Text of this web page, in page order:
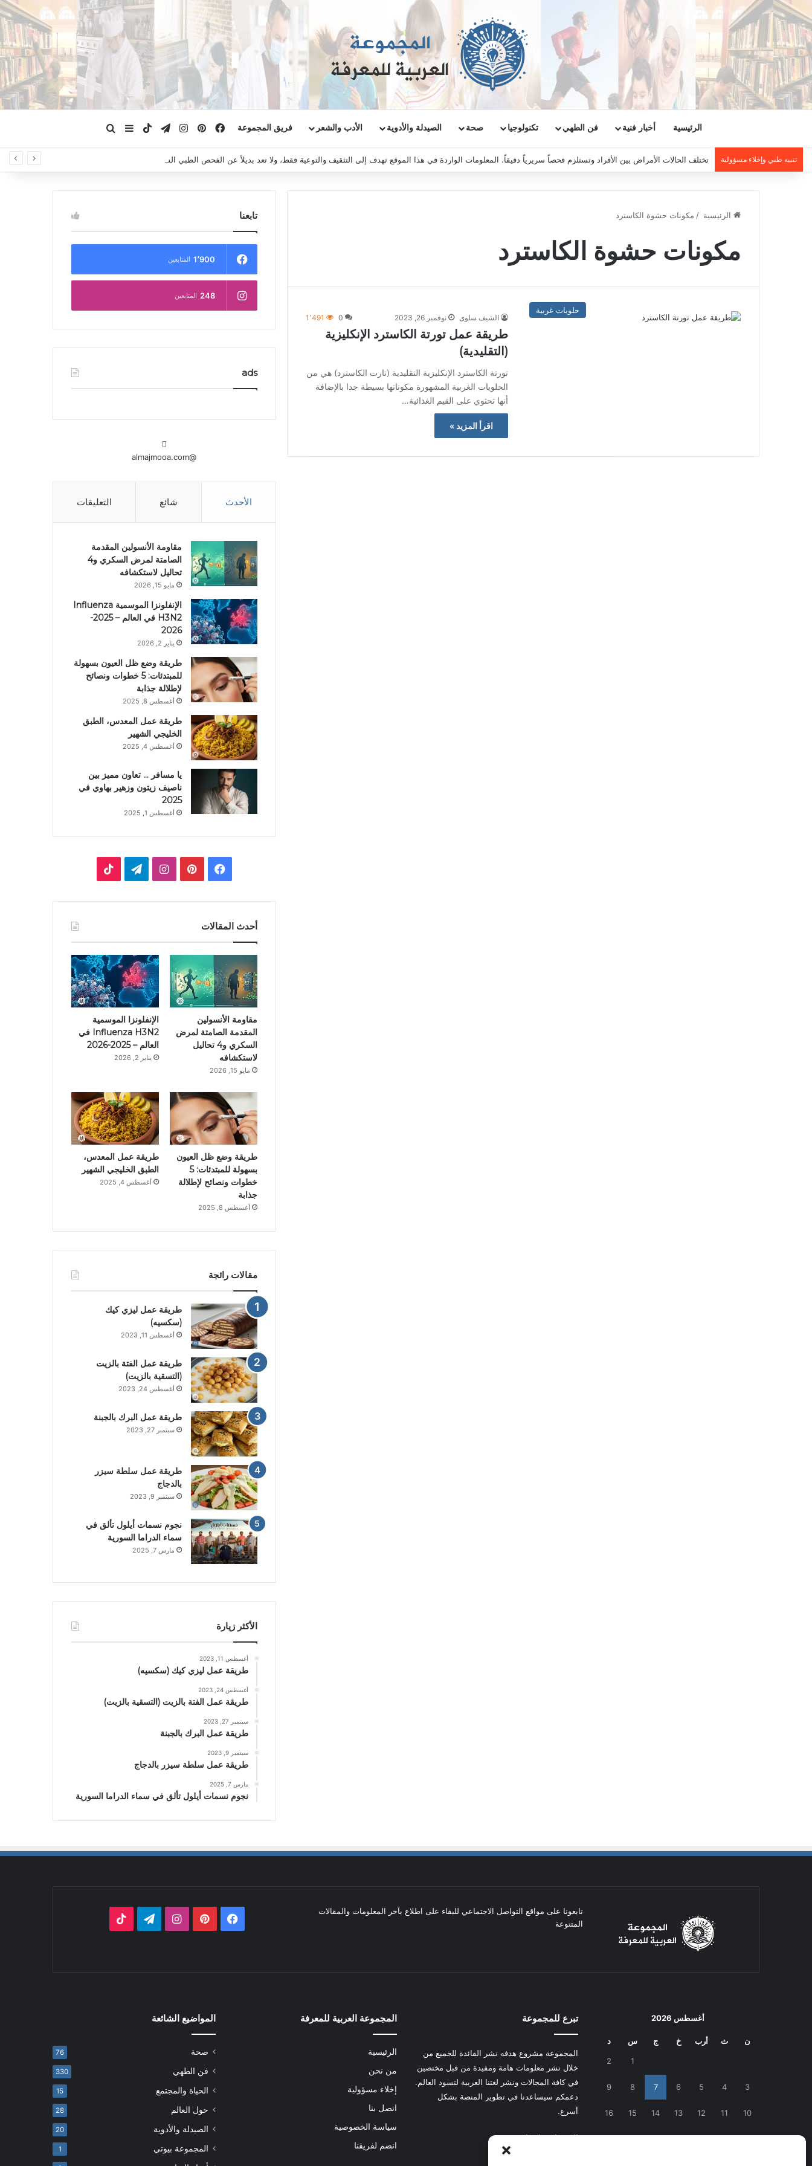
الرئيسية أخبار فنية فن الطهي تكنولوجيا صحة الصيدلة والأدوية الأدب والشعر فريق المجموعة فيسبوكبينتيريستانستقرامتيلقرام‫TikTokإضافة عمود جانبي
تنبيه طبي وإخلاء مسؤولية تختلف الحالات الأمراض بين الأفراد وتستلزم فحصاً سريرياً دقيقاً. المعلومات الواردة في هذا الموقع تهدف إلى التثقيف والتوعية فقط، ولا تعد بديلاً عن الفحص الطبي السريري، دائمًا استشر الطبيب.
الرئيسية / مكونات حشوة الكاسترد
مكونات حشوة الكاسترد
حلويات غربية
الشيف سلوى نوفمبر 26, 2023 0 1٬491
طريقة عمل تورتة الكاسترد الإنكليزية
(التقليدية)
تورتة الكاسترد الإنكليزية التقليدية (تارت الكاسترد) هي من
الحلويات الغربية المشهورة مكوناتها بسيطة جدا بالإضافة
أنها تحتوي على القيم الغذائية…
اقرأ المزيد »
تابعنا
1٬900 المتابعين
248 المتابعين
ads
@almajmooa.com
الأحدث شائع التعليقات
مقاومة الأنسولين المقدمة
الصامتة لمرض السكري و4
تحاليل لاستكشافه
مايو 15, 2026
الإنفلونزا الموسمية Influenza
H3N2 في العالم – 2025-
2026
يناير 2, 2026
طريقة وضع ظل العيون بسهولة
للمبتدئات: 5 خطوات ونصائح
لإطلالة جذابة
أغسطس 8, 2025
طريقة عمل المعدس، الطبق
الخليجي الشهير
أغسطس 4, 2025
يا مسافر … تعاون مميز بين
ناصيف زيتون وزهير بهاوي في
2025
أغسطس 1, 2025
ب
ك
ب
ت
ي
ر
س
ا
ت
ق
ر
ا
م
ق
ر
ا
م
k
T
o
أحدث المقالات
مقاومة الأنسولين
المقدمة الصامتة لمرض
السكري و4 تحاليل
لاستكشافه
مايو 15, 2026
الإنفلونزا الموسمية
Influenza H3N2 في
العالم – 2025-2026
يناير 2, 2026
طريقة وضع ظل العيون
بسهولة للمبتدئات: 5
خطوات ونصائح لإطلالة
جذابة
أغسطس 8, 2025
طريقة عمل المعدس،
الطبق الخليجي الشهير
أغسطس 4, 2025
مقالات رائجة
طريقة عمل ليزي كيك
(سكسيه)
أغسطس 11, 2023
طريقة عمل الفتة بالزيت
(التسقية بالزيت)
أغسطس 24, 2023
طريقة عمل البرك بالجبنة
سبتمبر 27, 2023
طريقة عمل سلطة سيزر
بالدجاج
سبتمبر 9, 2023
نجوم نسمات أيلول تألق في
سماء الدراما السورية
مارس 7, 2025
الأكثر زيارة
أغسطس 11, 2023
طريقة عمل ليزي كيك (سكسيه)
أغسطس 24, 2023
طريقة عمل الفتة بالزيت (التسقية بالزيت)
سبتمبر 27, 2023
طريقة عمل البرك بالجبنة
سبتمبر 9, 2023
طريقة عمل سلطة سيزر بالدجاج
مارس 7, 2025
نجوم نسمات أيلول تألق في سماء الدراما السورية
تابعونا على مواقع التواصل الاجتماعي للبقاء على اطلاع بآخر المعلومات والمقالات
المتنوعة
فيسبوكبينتيريستانستقرامتيلقرام
أغسطس 2026
ن ث أرب خ ج س د
1
2
3
4
5
6
7
8
9
10
11
12
13
14
15
16
تبرع للمجموعة
المجموعة مشروع هدفه نشر الفائدة للجميع من
خلال نشر معلومات هامة ومفيدة من قبل مختصين
في كافة المجالات ونشر لغتنا العربية لتسود العالم.
دعمكم سيساعدنا في تطوير المنصة بشكل
أسرع.
للتبرعاضغط هنا
المجموعة العربية للمعرفة
الرئيسية
من نحن
إخلاء مسؤولية
اتصل بنا
سياسة الخصوصية
انضم لفريقنا
المواضيع الشائعة
صحة 76
فن الطهي 330
الحياة والمجتمع 15
حول العالم 28
الصيدلة والأدوية 20
المجموعة بيوتي 1